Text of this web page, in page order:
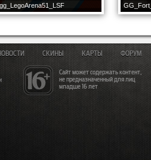
gg_LegoArena51_LSF
Сайт может содержать контент,
не предназначенный для лиц
младше 16 лет
СКИНЫ КАРТЫ ФОРУМ